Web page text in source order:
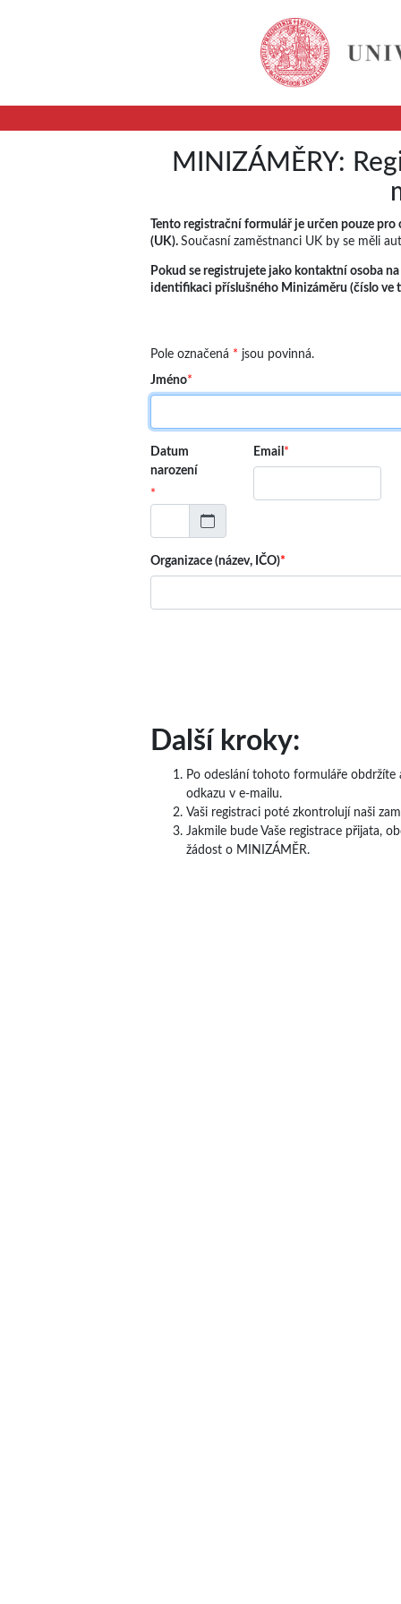
MINIZÁMĚRY:
Tento registrační formulář je určen pouze
(UK). Současní zaměstnanci UK by se měli
Pokud se registrujete jako kontaktní osoba
identifikaci příslušného Minizáměru (číslo ve
Pole označená * jsou povinná.
Jméno*
Datum
narození
*
Email *
Organizace (název, IČO)*
Další kroky:
Po odeslání tohoto formuláře
odkazu v e-mailu.
Vaši registraci poté zkontrolují naši
Jakmile bude Vaše registrace přijata,
žádost o MINIZÁMĚR.